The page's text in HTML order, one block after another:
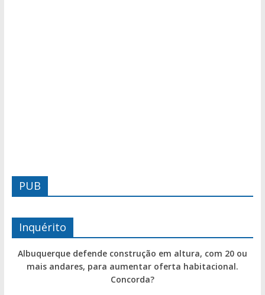
PUB
Inquérito
Albuquerque defende construção em altura, com 20 ou
mais andares, para aumentar oferta habitacional.
Concorda?